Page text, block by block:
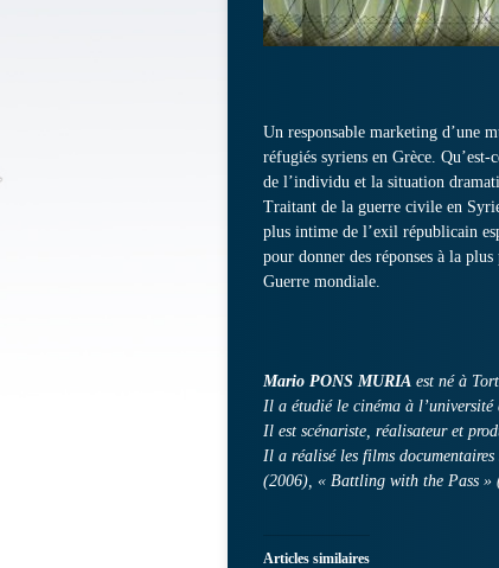
Un responsable marketing d’une
réfugiés syriens en Grèce.
de l’individu et la situation
Traitant de la guerre civile en
plus intime de l’exil républicain
pour donner des réponses à la
Guerre mondiale.
Mario PONS MURIA est né à
Il a étudié le cinéma à l’université
Il est scénariste, réalisateur et
Il a réalisé les films
(2006), « Battling with the Pass »
Articles similaires